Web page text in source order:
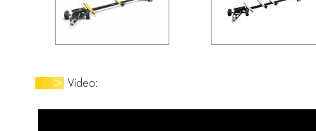
Video: